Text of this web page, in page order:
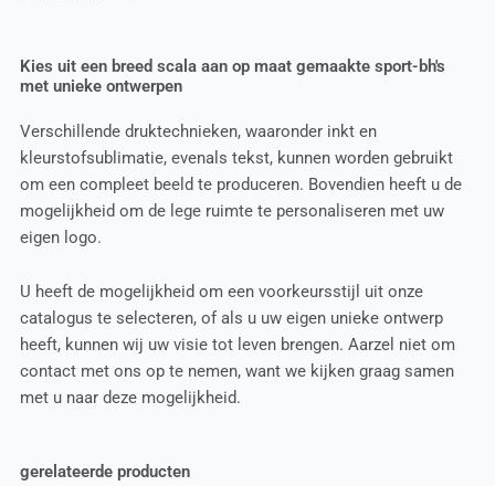
Kies uit een breed scala aan op maat gemaakte sport-bh's
met unieke ontwerpen
Verschillende druktechnieken, waaronder inkt en
kleurstofsublimatie, evenals tekst, kunnen worden gebruikt
om een compleet beeld te produceren. Bovendien heeft u de
mogelijkheid om de lege ruimte te personaliseren met uw
eigen logo.
U heeft de mogelijkheid om een voorkeursstijl uit onze
catalogus te selecteren, of als u uw eigen unieke ontwerp
heeft, kunnen wij uw visie tot leven brengen. Aarzel niet om
contact met ons op te nemen, want we kijken graag samen
met u naar deze mogelijkheid.
gerelateerde producten